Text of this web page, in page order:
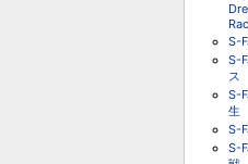
S-
S-
ス
S-
生
S-
S-